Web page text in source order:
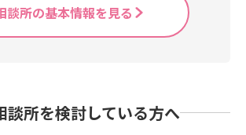
談所の基本情報を見る
談所を検討している方へ